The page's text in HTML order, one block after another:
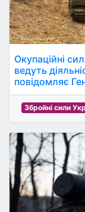
Окупаційні
ведуть
повідомляє
Збройні сили